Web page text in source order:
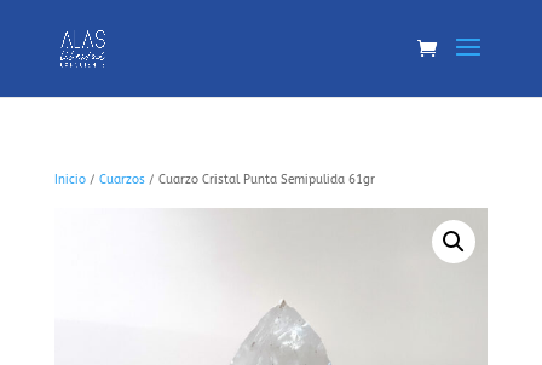
Inicio/ Cuarzos/ Cuarzo Cristal Punta Semipulida 61gr